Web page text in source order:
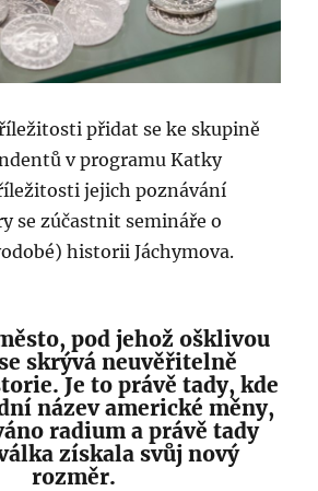
přidat se ke skupině
v programu Katky
jejich poznávání
se zúčastnit semináře o
historii Jáchymova.
pod jehož ošklivou
skrývá neuvěřitelně
Je to právě tady, kde
název americké měny,
radium a právě tady
získala svůj nový
rozměr.